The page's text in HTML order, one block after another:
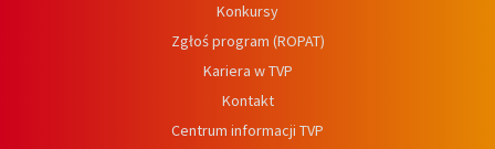
Konkursy
Zgłoś program (ROPAT)
Kariera w TVP
Kontakt
Centrum informacji TVP